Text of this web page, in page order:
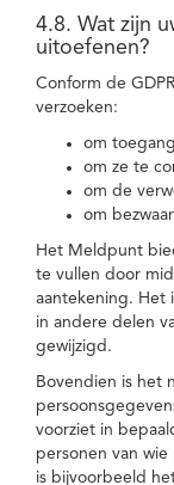
4.8. Wat zijn
uitoefenen?
Conform de
verzoeken:
om
om ze te
om de
om
Het Meldpunt
te vullen door
aantekening. Het
in andere delen
gewijzigd.
Bovendien is het
voorziet in
personen van
is bijvoorbeeld